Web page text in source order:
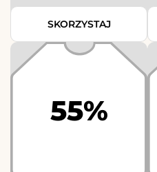
SKORZYSTAJ
55%